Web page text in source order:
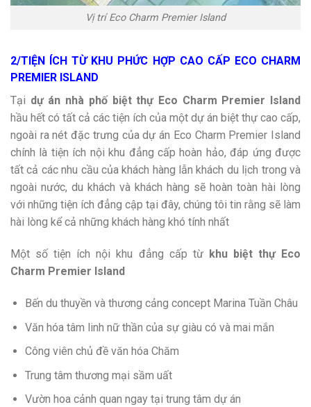
Vị trí Eco Charm Premier Island
2/TIỆN ÍCH TỪ KHU PHỨC HỢP CAO CẤP ECO CHARM
PREMIER ISLAND
Tại dự án nhà phố biệt thự Eco Charm Premier Island
hầu hết có tất cả các tiện ích của một dự án biệt thự cao cấp,
ngoài ra nét đặc trưng của dự án Eco Charm Premier Island
chính là tiện ích nội khu đẳng cấp hoàn hảo, đáp ứng được
tất cả các nhu cầu của khách hàng lẫn khách du lịch trong và
ngoài nước, du khách và khách hàng sẽ hoàn toàn hài lòng
với những tiện ích đẳng cập tại đây, chúng tôi tin rằng sẽ làm
hài lòng kể cả những khách hàng khó tính nhất
Một số tiện ích nội khu đẳng cấp từ khu biệt thự Eco
Charm Premier Island
Bến du thuyền và thương cảng concept Marina Tuần Châu
Văn hóa tâm linh nữ thần của sự giàu có và mai mắn
Công viên chủ đề văn hóa Chăm
Trung tâm thương mại sầm uất
Vườn hoa cảnh quan ngay tại trung tâm dự án